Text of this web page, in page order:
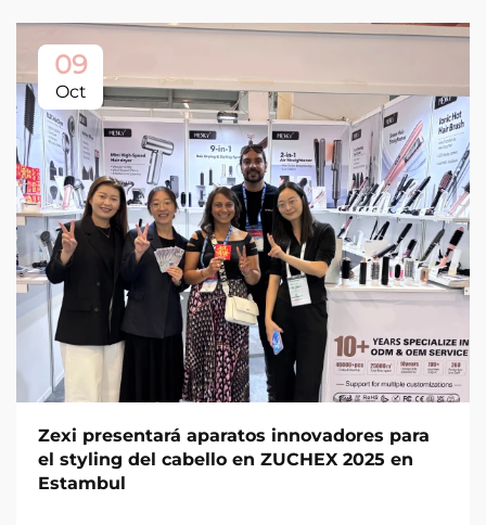
09
Oct
Zexi presentará aparatos innovadores para
el styling del cabello en ZUCHEX 2025 en
Estambul